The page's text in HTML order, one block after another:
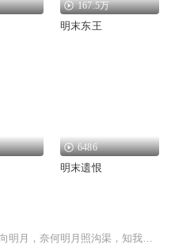
167.5万
明末东王
6486
明末遗恨